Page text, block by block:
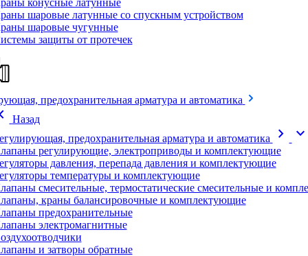
конусные латунные
шаровые латунные со спускным устройством
шаровые чугунные
защиты от протечек
предохранительная арматура и автоматика
Назад
предохранительная арматура и автоматика
chevron_right expand_more
регулирующие, электроприводы и комплектующие
давления, перепада давления и комплектующие
температуры и комплектующие
смесительные, термостатические смесительные и
краны балансировочные и комплектующие
предохранительные
электромагнитные
и затворы обратные